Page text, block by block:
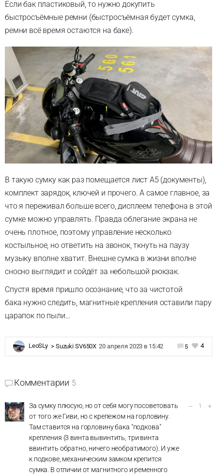
Если бак пластиковый, то нужно докупить
быстросъёмные ремни (быстросъёмная будет сумка,
ремни всё время остаются на баке).
В такую сумку как раз помещается лист А5 (документы),
комплект зарядок, ключей и прочего. А самое главное, за
что я переживал больше всего, дисплеем телефона в этой
сумке можно управлять. Правда облегание экрана не
очень плотное, поэтому управление несколько
костыльное, но ответить на звонок, ткнуть на паузу
музыку вполне хватит. Внешне сумка в жизни вполне
сносно выглядит и сойдёт за небольшой рюкзак.
Спустя время пришло осознание, что за чистотой
бака нужно следить, магнитные крепления оставили пару
царапок по пыли…
LeoSLy > Suzuki SV650X 20 апреля 2023 в 15:42 5 4
Комментарии 5
За сумку плюсую, но от себя могу посоветовать
от того же Гиви, но с крепежом на горловину.
Там ставится на горловину бака "подкова"
крепления (3 винта вывинтить, три винта
ввинтить обратно, ничего необратимого). И уже
к подкове, механическим замком крепится
сумка. В отличии от магнитного и ременного
– 1 +